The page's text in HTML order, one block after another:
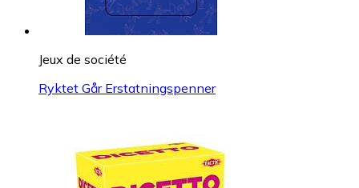
Jeux de société
Ryktet Går Erstatningspenner